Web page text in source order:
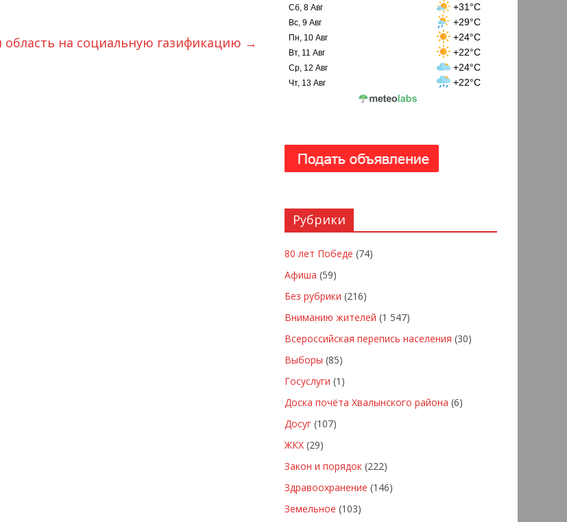
на социальную газификацию →
Сб, 8 Авг +31°C
Вс, 9 Авг +29°C
Пн, 10 Авг +24°C
Вт, 11 Авг +22°C
Ср, 12 Авг +24°C
Чт, 13 Авг +22°C
Рубрики
80 лет Победе (74)
Афиша (59)
Без рубрики (216)
Вниманию жителей (1 547)
Всероссийская перепись населения (30)
Выборы (85)
Госуслуги (1)
Доска почёта Хвалынского района (6)
Досуг (107)
ЖКХ (29)
Закон и порядок (222)
Здравоохранение (146)
Земельное (103)